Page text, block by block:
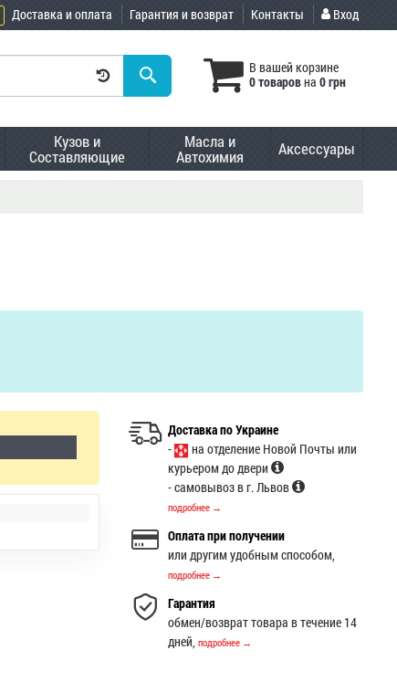
Доставка и оплата Гарантия и возврат Контакты Вход
В вашей корзине
0 товаровна 0 грн
Кузов и
Составляющие
Масла и
Автохимия Аксессуары
Доставка по Украине
-
на отделение Новой Почты или
курьером до двери
- самовывоз в г. Львов
подробнее →
Оплата при получении
или другим удобным способом,
подробнее →
Гарантия
обмен/возврат товара в течение 14
дней,подробнее →